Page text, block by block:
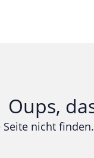
Gesundheit
Mobilfunk &
Oups,
nicht